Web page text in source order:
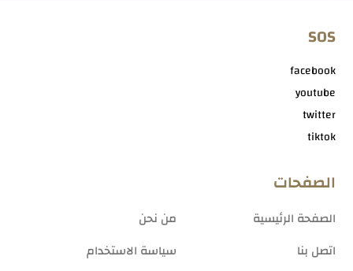
الصفحات
الصفحة الرئيسية
من نحن
اتصل بنا
سياسة الاستخدام
SOS
facebook
youtube
twitter
tiktok